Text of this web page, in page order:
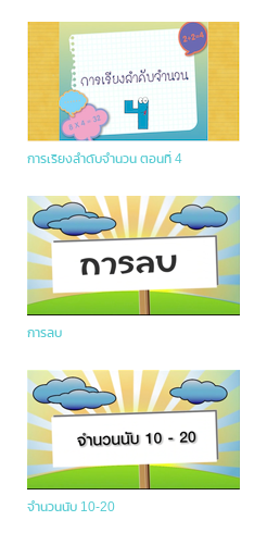
การเรียงลำดับจำนวน ตอนที่ 4
การลบ
จำนวนนับ 10-20